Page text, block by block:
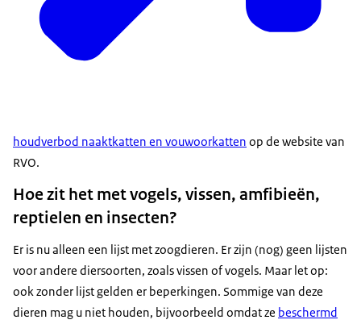
houdverbod naaktkatten en vouwoorkatten op de website van
RVO.
Hoe zit het met vogels, vissen, amfibieën,
reptielen en insecten?
Er is nu alleen een lijst met zoogdieren. Er zijn (nog) geen lijsten
voor andere diersoorten, zoals vissen of vogels. Maar let op:
ook zonder lijst gelden er beperkingen. Sommige van deze
dieren mag u niet houden, bijvoorbeeld omdat ze beschermd